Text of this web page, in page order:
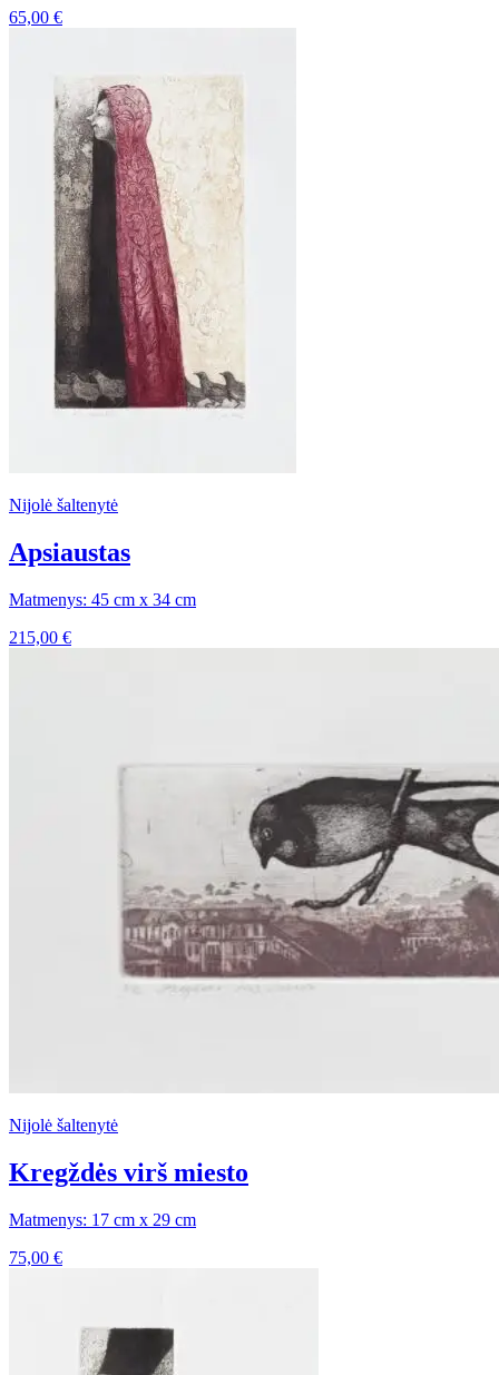
65,00 €
Nijolė šaltenytė
Apsiaustas
Matmenys: 45 cm x 34 cm
215,00 €
Nijolė šaltenytė
Kregždės virš miesto
Matmenys: 17 cm x 29 cm
75,00 €